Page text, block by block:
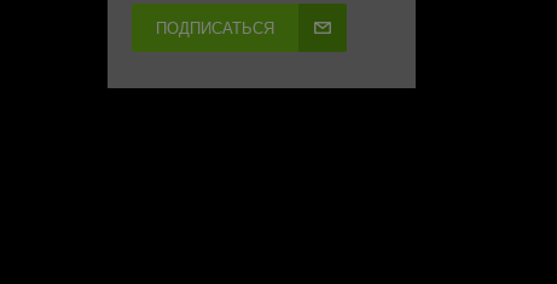
ПОДПИСАТЬСЯ